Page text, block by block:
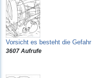
Vorsicht es besteht die Gefahr
3607 Aufrufe